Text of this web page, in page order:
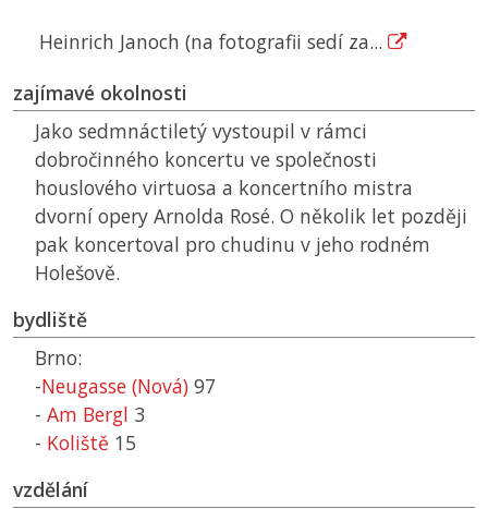
Heinrich Janoch (na fotografii sedí za...
zajímavé okolnosti
Jako sedmnáctiletý vystoupil v rámci
dobročinného koncertu ve společnosti
houslového virtuosa a koncertního mistra
dvorní opery Arnolda Rosé. O několik let později
pak koncertoval pro chudinu v jeho rodném
Holešově.
bydliště
Brno:
-Neugasse (Nová) 97
- Am Bergl 3
- Koliště 15
vzdělání